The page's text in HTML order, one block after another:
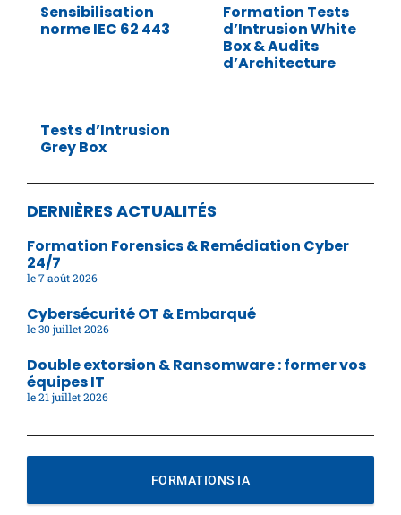
Sensibilisation
norme IEC 62 443
Formation Tests
d’Intrusion White
Box & Audits
d’Architecture
Tests d’Intrusion
Grey Box
DERNIÈRES ACTUALITÉS
Formation Forensics & Remédiation Cyber
24/7
7 août 2026
Cybersécurité OT & Embarqué
30 juillet 2026
Double extorsion & Ransomware : former vos
équipes IT
21 juillet 2026
FORMATIONS IA